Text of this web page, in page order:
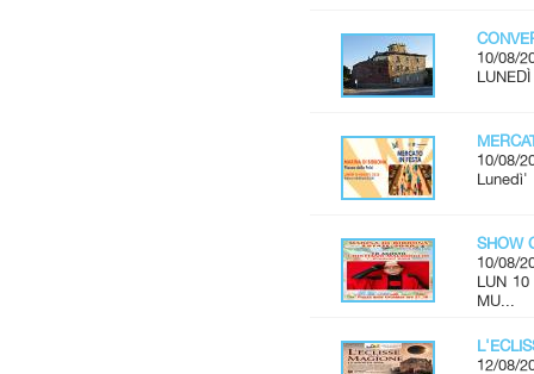
10/08/
10/08/
Lunedì'
SHOW
10/08/
LUN 10
MU...
12/08/